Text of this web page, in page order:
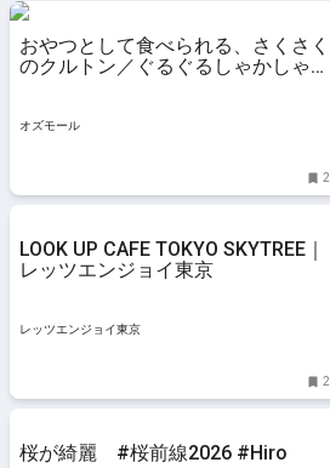
おやつとして食べられる、さくさく
のクルトン／ぐるぐるしゃかしゃか
オズモール
2
LOOK UP CAFE TOKYO SKYTREE｜
レッツエンジョイ東京
レッツエンジョイ東京
2
桜が綺麗 #桜前線2026 #Hiro